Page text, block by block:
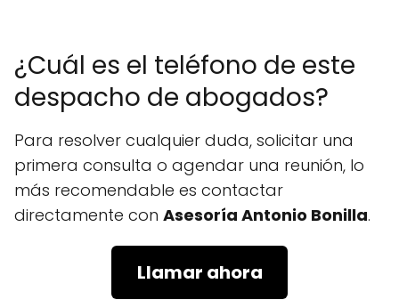
¿Cuál es el teléfono de este
despacho de abogados?
Para resolver cualquier duda, solicitar una
primera consulta o agendar una reunión, lo
más recomendable es contactar
directamente con Asesoría Antonio Bonilla.
Llamar ahora